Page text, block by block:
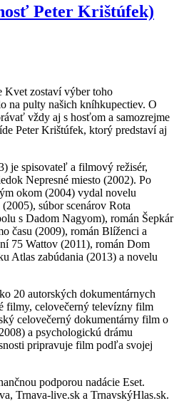
Peter Krištúfek)
Kvet zostaví výber toho
na pulty našich kníhkupectiev. O
vždy aj s hosťom a samozrejme
Peter Krištúfek, ktorý predstaví aj
je spisovateľ a filmový režisér,
Nepresné miesto (2002). Po
okom (2004) vydal novelu
súbor scenárov Rota
s Dadom Nagyom), román Šepkár
času (2009), román Blíženci a
75 Wattov (2011), román Dom
Atlas zabúdania (2013) a novelu
20 autorských dokumentárnych
filmy, celovečerný televízny film
celovečerný dokumentárny film o
a psychologickú drámu
pripravuje film podľa svojej
podporou nadácie Eset.
Trnava-live.sk a TrnavskýHlas.sk.